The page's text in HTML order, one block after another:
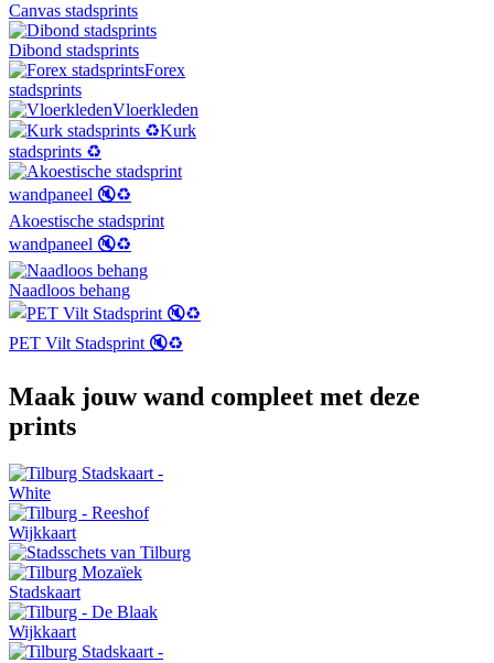
Canvas stadsprints
Dibond stadsprints
Forex
stadsprints
Vloerkleden
Kurk
stadsprints ♻️
Akoestische stadsprint
wandpaneel 🔇♻️
Naadloos behang
PET Vilt Stadsprint 🔇♻️
Maak jouw wand compleet met deze
prints